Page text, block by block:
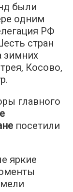
были
одним
РФ
стран
зимних
Косово,
главного
посетили
яркие